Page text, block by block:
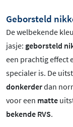
Geborsteld
De welbekende
jasje: geborsteld
een prachtig effect
specialer is. De
donkerderdan
voor een matte
bekende RVS.